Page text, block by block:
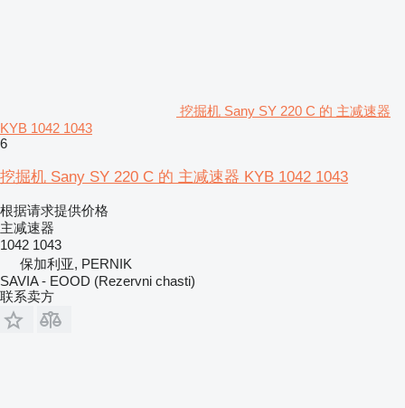
挖掘机 Sany SY 220 C 的 主减速器
KYB 1042 1043
6
挖掘机 Sany SY 220 C 的 主减速器 KYB 1042 1043
根据请求提供价格
主减速器
1042 1043
保加利亚, PERNIK
SAVIA - EOOD (Rezervni chasti)
联系卖方